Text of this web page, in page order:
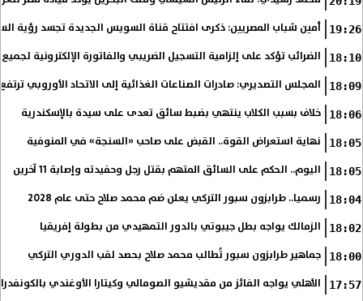
19:26 أمين شباب المصريين: ذكرى افتتاح قناة السويس الجديدة تجسد رؤية
18:10 الضرائب تؤكد على إلزامية التسجيل الضريبي والفاتورة الإلكترونية
18:09 المجلس التصديري: صادرات الصناعات الغذائية إلى الاتحاد الأوروبي ترتفع 15.4% خلال النصف الأول من
18:06 خلاف بسبب الكلاب ينتهي بضبط سائق تعدى على سيدة بالإسكندرية
18:05 نهاية استعراض القوة.. القبض على صاحب «السنجة» في المنوفية
18:05 اليوم.. الحكم على السائق المتهم بقتل رجل وحفيدته وإصابة 11 آخرين
18:04 رسميا.. طرابزون سبور التركي يعلن ضم محمد صلاح حتى عام 2028
18:02 الزمالك يواجه بطل جيبوتي بالدور التمهيدي من بطولة إفريقيا
18:00 جماهير طرابزون سبور تُطالب محمد صلاح بحصد لقب الدوري التركي
17:57 الأهلي يواجه الفائز من مقديشيو الصومالي وكيتارا الأوغندي